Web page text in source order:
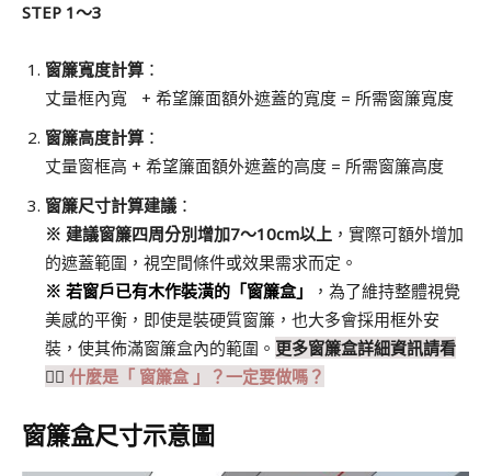
STEP 1～3
窗簾寬度計算 ：
丈量框內寬 + 希望簾面額外遮蓋的寬度 = 所需窗簾寬度
窗簾高度計算 ：
丈量窗框高 + 希望簾面額外遮蓋的高度 = 所需窗簾高度
窗簾尺寸計算建議 ：
※ 建議窗簾四周分別增加7～10cm以上 ，實際可額外增加
的遮蓋範圍，視空間條件或效果需求而定。
※ 若窗戶已有木作裝潢的「窗簾盒」
，為了維持整體視覺
美感的平衡，即使是裝硬質窗簾，也大多會採用框外安
裝，使其佈滿窗簾盒內的範圍。 更多窗簾盒詳細資訊請看
👉🏻 什麼是「 窗簾盒 」？一定要做嗎？
窗簾盒尺寸示意圖